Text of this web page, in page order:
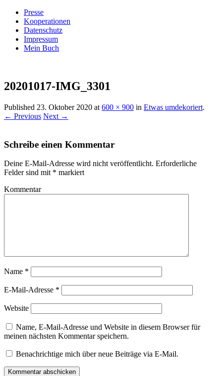
Presse
Kooperationen
Datenschutz
Impressum
Mein Buch
Villa König
20201017-IMG_3301
Published 23. Oktober 2020 at 600 × 900 in Etwas umdekoriert.
← Previous Next →
Schreibe einen Kommentar
Deine E-Mail-Adresse wird nicht veröffentlicht. Erforderliche
Felder sind mit * markiert
Kommentar
Name *
E-Mail-Adresse *
Website
Name, E-Mail-Adresse und Website in diesem Browser für
meinen nächsten Kommentar speichern.
Benachrichtige mich über neue Beiträge via E-Mail.